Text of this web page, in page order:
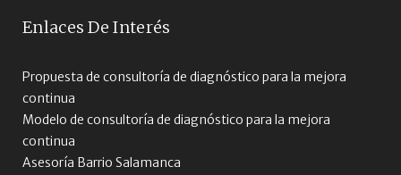
Enlaces De Interés
Propuesta de consultoría de diagnóstico para la mejora
continua
Modelo de consultoría de diagnóstico para la mejora
continua
Asesoría Barrio Salamanca